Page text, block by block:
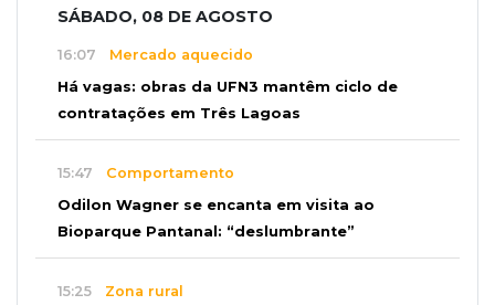
SÁBADO, 08 DE AGOSTO
16:07 Mercado aquecido
Há vagas: obras da UFN3 mantêm ciclo de
contratações em Três Lagoas
15:47 Comportamento
Odilon Wagner se encanta em visita ao
Bioparque Pantanal: “deslumbrante”
15:25 Zona rural